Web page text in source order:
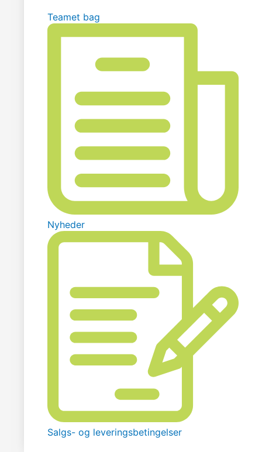
Teamet bag
Nyheder
Salgs- og leveringsbetingelser